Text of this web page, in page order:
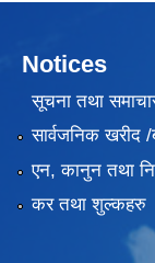
Notices
सूचना तथा
सार्वजनिक खरीद
एन, कानुन तथा
कर तथा शुल्कहरु